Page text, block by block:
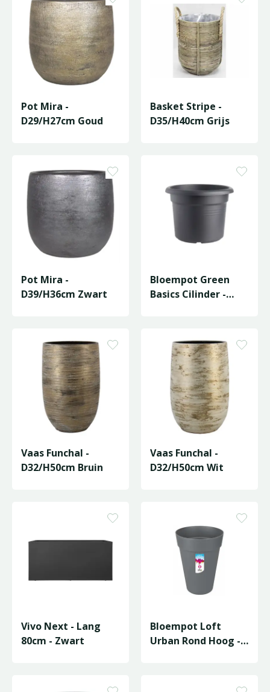
Pot Mira -
D29/H27cm Goud
Basket Stripe -
D35/H40cm Grijs
Pot Mira -
D39/H36cm Zwart
Bloempot Green
Basics Cilinder -
Vaas Funchal -
D32/H50cm Bruin
Vaas Funchal -
D32/H50cm Wit
Vivo Next - Lang
80cm - Zwart
Bloempot Loft
Urban Rond Hoog -